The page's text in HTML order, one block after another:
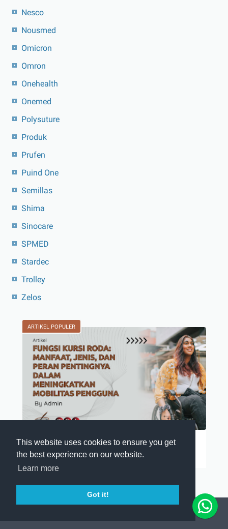
This website uses cookies to ensure you get
the best experience on our website.
Learn more
Got it!
Nesco
Nousmed
Omicron
Omron
Onehealth
Onemed
Polysuture
Produk
Prufen
Puind One
Semillas
Shima
Sinocare
SPMED
Stardec
Trolley
Zelos
ARTIKEL POPULER
Fungsi Kursi Roda
Kursi roda merupakan salah satu alat ban…